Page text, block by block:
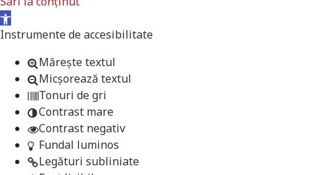
Deschide bara de unelte
Instrumente de accesibilitate
Mărește textul
Micșorează textul
Tonuri de gri
Contrast mare
Contrast negativ
Fundal luminos
Legături subliniate